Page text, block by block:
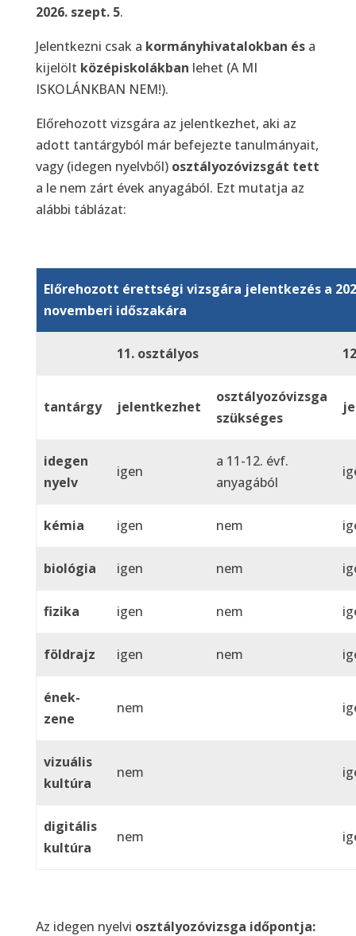
2026. szept. 5.
Jelentkezni csak a kormányhivatalokban és a
kijelölt középiskolákban lehet (A MI
ISKOLÁNKBAN NEM!).
Előrehozott vizsgára az jelentkezhet, aki az
adott tantárgyból már befejezte tanulmányait,
vagy (idegen nyelvből) osztályozóvizsgát tett
a le nem zárt évek anyagából. Ezt mutatja az
alábbi táblázat:
Előrehozott érettségi vizsgára jelentkezés a
novemberi időszakára
11. osztályos
tantárgy jelentkezhet
osztályozóvizsga
szükséges
idegen
nyelv
igen
a 11-12. évf.
anyagából
kémia igen nem
biológia igen nem
fizika igen nem
földrajz igen nem
ének-
zene
nem
vizuális
kultúra
nem
digitális
kultúra
nem
Az idegen nyelvi osztályozóvizsga időpontja: